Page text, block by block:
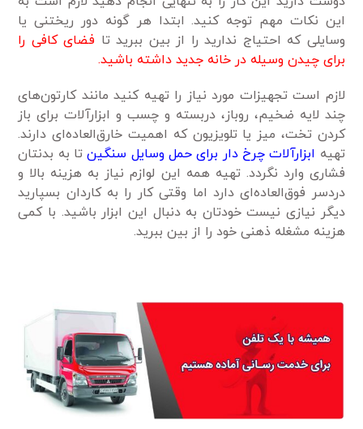
این نکات مهم توجه کنید. ابتدا هر گونه دور ریختنی یا
وسایلی که احتیاج ندارید را از بین ببرید تا فضای کافی را
برای چیدن وسیله در خانه جدید داشته باشید.
لازم است تجهیزات مورد نیاز را تهیه کنید مانند کارتون‌های
چند لایه ضخیم، روباز، دربسته و چسب و ابزارآلات برای باز
کردن تخت، میز یا تلویزیون که اهمیت خارق‌العاده‌ای دارند.
تهیه ابزارآلات چرخ دار برای حمل وسایل سنگینتا به بدنتان
فشاری وارد نگردد. تهیه همه این لوازم نیاز به هزینه بالا و
دردسر فوق‌العاده‌ای دارد اما وقتی کار را به کاردان بسپارید
دیگر نیازی نیست خودتان به دنبال این ابزار باشید. با کمی
هزینه مشغله ذهنی خود را از بین ببرید.